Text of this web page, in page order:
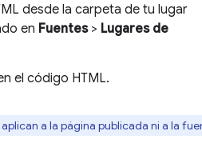
desde la carpeta de tu lugar
en Fuentes> Lugares de
el código HTML.
aplican a la página publicada ni a la